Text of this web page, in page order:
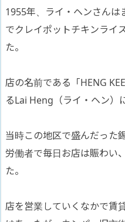
1955年、ライ・ヘンさん
でクレイポットチキンライ
た。
店の名前である「HENG
るLai Heng（ライ・ヘン）
当時この地区で盛んだった
労働者で毎日お店は賑わい
た。
店を営業していくなかで賃